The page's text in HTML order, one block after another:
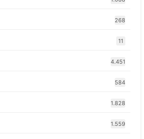
268
11
4.451
584
1.828
1.559